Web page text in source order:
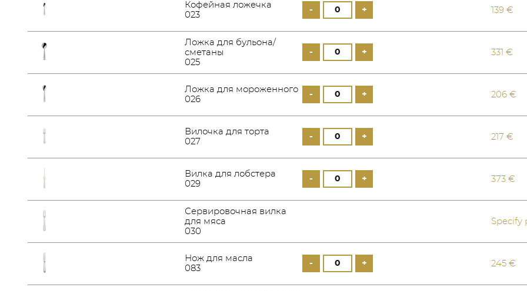
Кофейная ложечка
023
- + 139 €
Ложка для бульона/
сметаны
025
- + 331 €
Ложка для мороженного
026
- + 206 €
Вилочка для торта
027
- + 217 €
Вилка для лобстера
029
- + 373 €
Сервировочная вилка
для мяса
030
Specify
Нож для масла
083
- + 245 €